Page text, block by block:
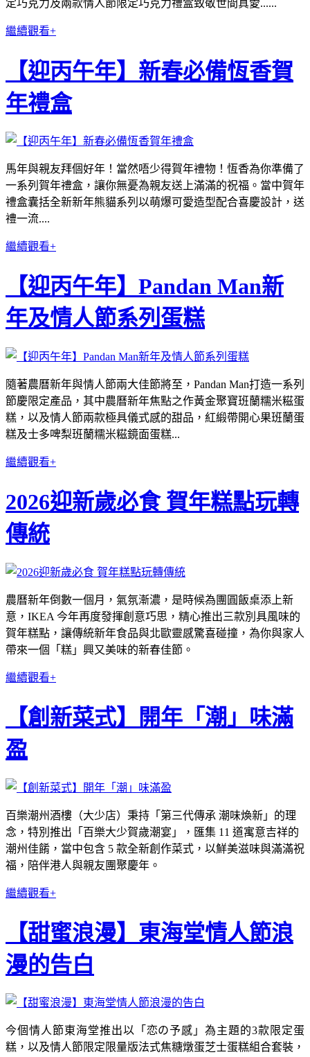
定巧克力及兩款情人節限定巧克力禮盒致敬世間真愛......
繼續觀看+
【迎丙午年】新春必備恆香賀
年禮盒
馬年與親友拜個好年！當然唔少得賀年禮物！恆香為你準備了
一系列賀年禮盒，讓你無憂為親友送上滿滿的祝福。當中賀年
禮盒囊括全新新年熊貓系列以萌爆可愛造型配合喜慶設計，送
禮一流....
繼續觀看+
【迎丙午年】Pandan Man新
年及情人節系列蛋糕
隨著農曆新年與情人節兩大佳節將至，Pandan Man打造一系列
節慶限定產品，其中農曆新年焦點之作黃金聚寶班蘭糯米糍蛋
糕，以及情人節兩款極具儀式感的甜品，紅緞帶開心果班蘭蛋
糕及士多啤梨班蘭糯米糍鏡面蛋糕...
繼續觀看+
2026迎新歲必食 賀年糕點玩轉
傳統
農曆新年倒數一個月，氣氛漸濃，是時候為團圓飯桌添上新
意，IKEA 今年再度發揮創意巧思，精心推出三款別具風味的
賀年糕點，讓傳統新年食品與北歐靈感驚喜碰撞，為你與家人
帶來一個「糕」興又美味的新春佳節。
繼續觀看+
【創新菜式】開年「潮」味滿
盈
百樂潮州酒樓（大少店）秉持「第三代傳承 潮味煥新」的理
念，特別推出「百樂大少賀歲潮宴」，匯集 11 道寓意吉祥的
潮州佳餚，當中包含 5 款全新創作菜式，以鮮美滋味與滿滿祝
福，陪伴港人與親友團聚慶年。
繼續觀看+
【甜蜜浪漫】東海堂情人節浪
漫的告白
今個情人節東海堂推出以「恋の予感」為主題的3款限定蛋
糕，以及情人節限定限量版法式焦糖燉蛋芝士蛋糕組合套裝，